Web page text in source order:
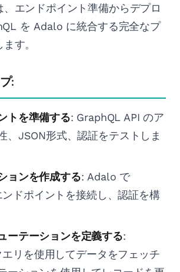
、エンドポイント準備からデプロ
を Adalo に統合する完全なプ
す。
:
トを準備する: GraphQL API のア
、JSON形式、認証をテストしま
ョンを作成する: Adalo で
ドポイントを接続し、認証を構
ーテーションを定義する:
リを使用してデータをフェッチ